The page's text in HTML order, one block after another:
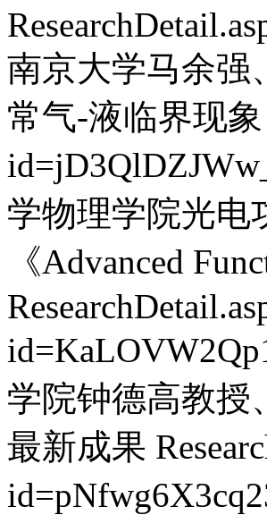
南京大学马余强
常气-液临界现象
学物理学院光电
《Advanced
学院钟德高教授
最新成果